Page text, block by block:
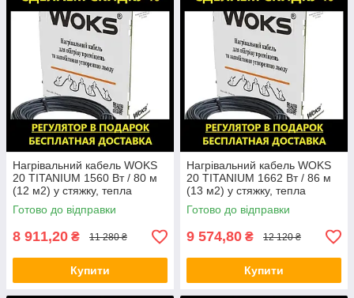
Нагрівальний кабель WOKS
20 TITANIUM 1560 Вт / 80 м
(12 м2) у стяжку, тепла
підлога електрична Вокс
Готово до відправки
8 911,20 ₴ 11 280 ₴
Купити
Нагрівальний кабель WOKS
20 TITANIUM 1662 Вт / 86 м
(13 м2) у стяжку, тепла
підлога електрична Вокс
Готово до відправки
9 574,80 ₴ 12 120 ₴
Купити